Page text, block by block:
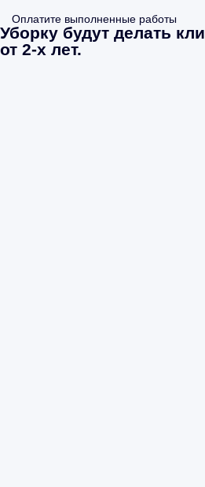
Оплатите выполненные работы
Уборку будут делать
от 2-х лет.